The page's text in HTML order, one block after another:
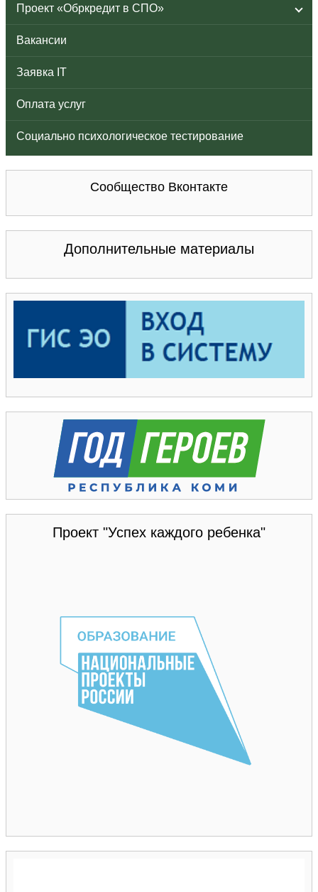
Проект «Обркредит в СПО»
Вакансии
Заявка IT
Оплата услуг
Социально психологическое тестирование
Сообщество Вконтакте
Дополнительные материалы
Проект "Успех каждого ребенка"